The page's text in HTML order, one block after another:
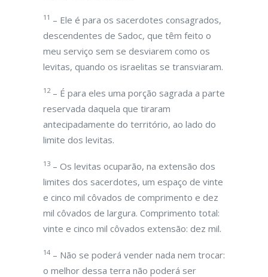
11 – Ele é para os sacerdotes consagrados,
descendentes de Sadoc, que têm feito o
meu serviço sem se desviarem como os
levitas, quando os israelitas se transviaram.
12– É para eles uma porção sagrada a parte
reservada daquela que tiraram
antecipadamente do território, ao lado do
limite dos levitas.
13 – Os levitas ocuparão, na extensão dos
limites dos sacerdotes, um espaço de vinte
e cinco mil côvados de comprimento e dez
mil côvados de largura. Comprimento total:
vinte e cinco mil côvados extensão: dez mil.
14 – Não se poderá vender nada nem trocar:
o melhor dessa terra não poderá ser